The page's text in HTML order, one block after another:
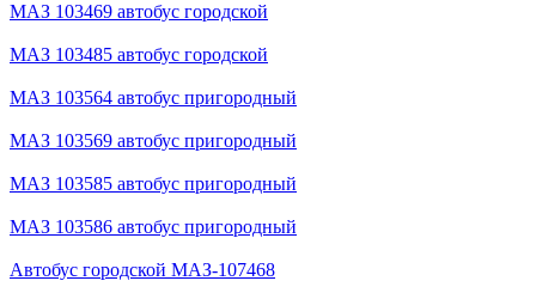
МАЗ 103469 автобус городской
МАЗ 103485 автобус городской
МАЗ 103564 автобус пригородный
МАЗ 103569 автобус пригородный
МАЗ 103585 автобус пригородный
МАЗ 103586 автобус пригородный
Автобус городской МАЗ-107468